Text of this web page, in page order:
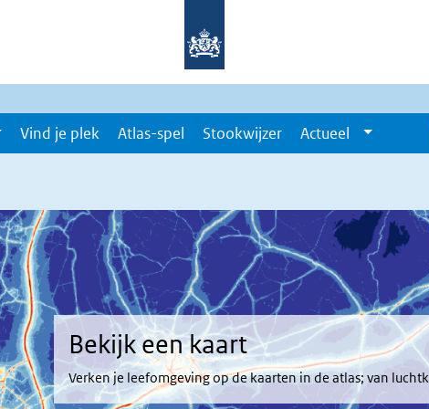
Vind je plek Atlas-spel Stookwijzer Actueel
Bekijk een kaart
Verken je leefomgeving op de kaarten in de atlas; van